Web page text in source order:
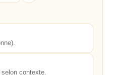
contexte.